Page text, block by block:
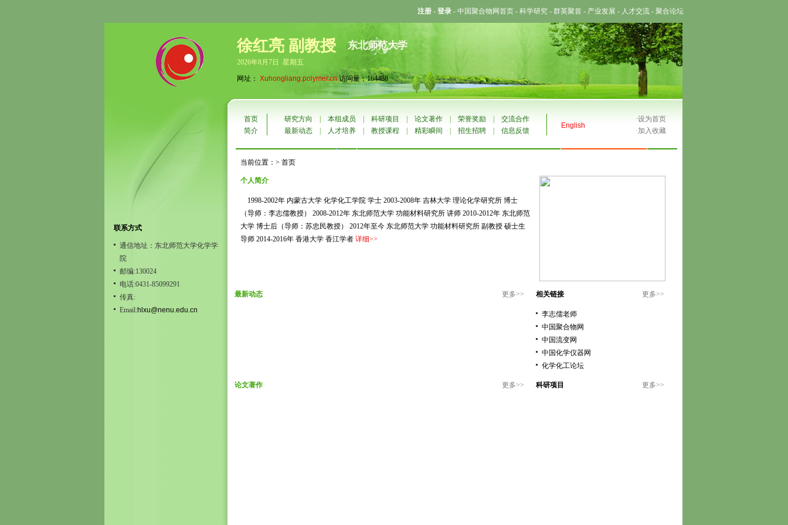
注册 - 登录 - 中国聚合物网首页 - 科学研究 - 群英聚首 - 产业发展 - 人才交流 - 聚合论坛
徐红亮 副教授 东北师范大学
2026年8月7日 星期五
网址： Xuhongliang.polymer.cn访问量：164488
联系方式
通信地址：东北师范大学化学学
院
邮编:130024
电话:0431-85099291
传真:
Email:hlxu@nenu.edu.cn
首页 研究方向 本组成员 科研项目 论文著作 荣誉奖励 交流合作
English
·设为首页
简介
最新动态 人才培养 教授课程 精彩瞬间 招生招聘 信息反馈 ·加入收藏
当前位置：> 首页
个人简介
1998-2002年 内蒙古大学 化学化工学院 学士 2003-2008年 吉林大学 理论化学研究所 博士
（导师：李志儒教授） 2008-2012年 东北师范大学 功能材料研究所 讲师 2010-2012年 东北师范
大学 博士后（导师：苏忠民教授） 2012年至今 东北师范大学 功能材料研究所 副教授 硕士生
导师 2014-2016年 香港大学 香江学者 详细>>
更多>>
最新动态 更多>>
相关链接
李志儒老师
中国聚合物网
中国流变网
中国化学仪器网
化学化工论坛
更多>>
论文著作 更多>>
科研项目